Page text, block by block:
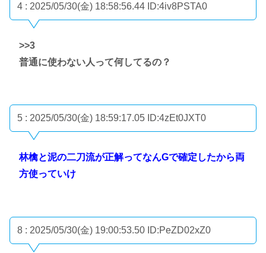
4 : 2025/05/30(金) 18:58:56.44 ID:4iv8PSTA0
>>3
普通に使わない人って何してるの？
5 : 2025/05/30(金) 18:59:17.05 ID:4zEt0JXT0
林檎と泥の二刀流が正解ってなんGで確定したから両
方使っていけ
8 : 2025/05/30(金) 19:00:53.50 ID:PeZD02xZ0